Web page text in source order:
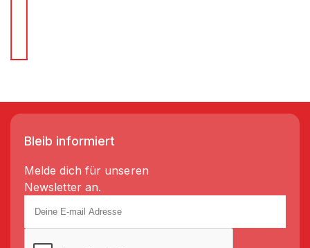
Bleib informiert
Melde dich für unseren
Newsletter an.